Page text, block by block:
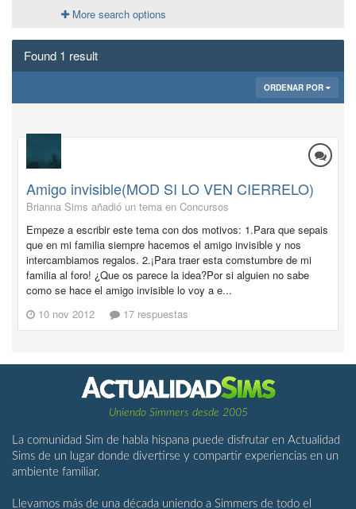
More search options
Found 1 result
ORDENAR POR
Amigo invisible(MOD SI LO VEN CIERRELO)
Brianna Sims añadió un tema en Concursos
Empeze a escribir este tema con dos motivos: 1.Para que sepais
que en mi familia siempre hacemos el amigo invisible y nos
intercambiamos regalos. 2.¡Para traer esta comstumbre de mi
familia al foro! ¿Que os parece la idea?Por si alguien no sabe
como se hace el amigo invisible lo voy a e...
10 nov 2012
17 respuestas
Uniendo Simmers desde 2005
La comunidad Sim de habla hispana puede disfrutar en Actualidad
Sims de un lugar donde divertirse y compartir experiencias en un
ambiente familiar.
Llevamos más de una década uniendo a Simmers de todo el